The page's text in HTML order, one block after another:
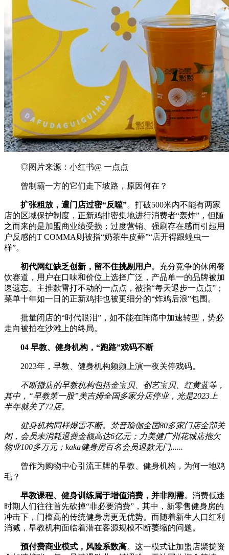
◎图片来源：小红书@ 一点点
曾制霸一方的它们走下坡路，原因何在？
扩张粗放，遭门店过密“反噬”。打破500米内不能有两家
店的区域保护制度，正新鸡排密集地进行消费者“轰炸”，但随
之而来的是加盟商业绩受损；过度营销、强刷存在感而引起用
户反感的T COMMA则被指“奶茶牛皮藓”“店开得跟蝗虫一
样”。
初代网红缺乏创新，留不住挑剔用户。充分竞争的休闲餐
饮赛道，用户在口味和价位上选择广泛，产品单一的品牌被加
速遗忘。主推款雷打不动的一点点，被指“每天退步一点点”；
菜单十年如一日的正新鸡排也被更细分的“炸鸡后浪”包围。
批量闭店的“时代眼泪”，如不能在阵痛中加速转型，势必
走向被拍在沙滩上的终局。
04 早教、健身机构，“跑路”戏码不断
2023年，早教、健身机构频频上演一夜关停戏码。
不断撤店的早教机构包括金宝贝、创艺宝贝、红黄蓝等，
其中，“早教第一股”美吉姆全国多家分店停业，光是2023上
半年就关了72店。
健身机构同样爆雷不断。梵音瑜伽全国80多家门店全部关
闭，会员未消耗退费金额高达6亿元；力美健广州花城店拖欠
物业100多万元；kaka健身房百名会员退款无门......
曾作为购物中心引流王牌的早教、健身机构，为何一地鸡
毛？
早教课程、健身训练属于增值消费，并非刚需。消费低迷
时期人们往往首先砍掉“非必要消费”，其中，新零售健身房的
冲击下，门槛高的传统健身房更无优势。而随着新生人口红利
消减，早教机构面临着潜在客源规模不断萎缩的问题。
预付费商业模式，风险系数高。这一模式让加盟店聚拢资